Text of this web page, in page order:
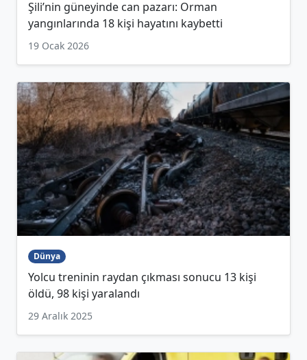
Şili’nin güneyinde can pazarı: Orman
yangınlarında 18 kişi hayatını kaybetti
19 Ocak 2026
Dünya
Yolcu treninin raydan çıkması sonucu 13 kişi
öldü, 98 kişi yaralandı
29 Aralık 2025